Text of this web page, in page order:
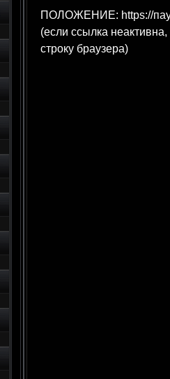
ПОЛОЖЕНИЕ: https://
(если ссылка
строку браузера)